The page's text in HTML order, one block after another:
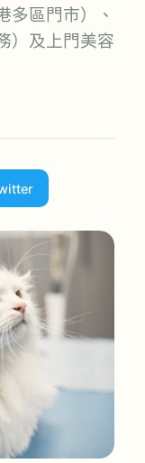
多區門市）、
）及上門美容